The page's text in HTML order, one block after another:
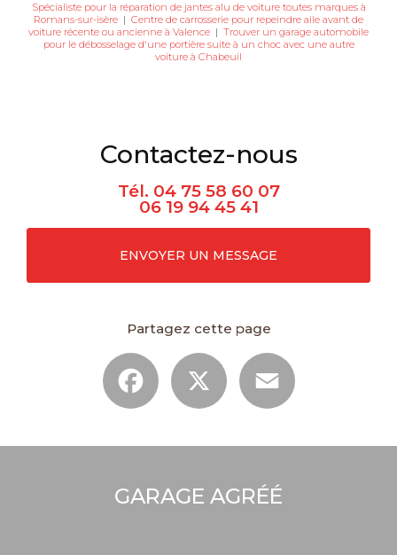
Spécialiste pour la réparation de jantes alu de voiture toutes marques à
Romans-sur-isère | Centre de carrosserie pour repeindre aile avant de
voiture récente ou ancienne à Valence | Trouver un garage automobile
pour le débosselage d'une portière suite à un choc avec une autre
voiture à Chabeuil
Contactez-nous
Tél. 04 75 58 60 07
06 19 94 45 41
ENVOYER UN MESSAGE
Partagez cette page
Facebook
GARAGE AGRÉÉ